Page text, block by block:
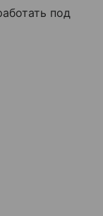
под